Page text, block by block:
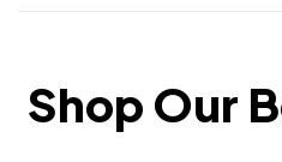
Shop Our